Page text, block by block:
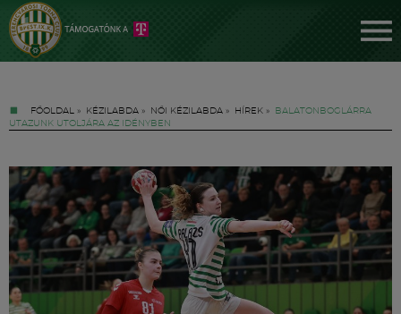
FŐOLDAL » KÉZILABDA » NŐI KÉZILABDA » HÍREK »
BALATONBOGLÁRRA
UTAZUNK UTOLJÁRA AZ IDÉNYBEN
Jegyek
FM YouTube +